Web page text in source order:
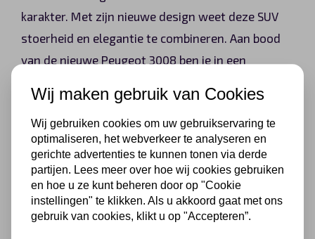
karakter. Met zijn nieuwe design weet deze SUV
stoerheid en elegantie te combineren. Aan bood
van de nieuwe Peugeot 3008 ben je in een
intensere rij sensaties. De stoere uitstraling en de
hoge instap maken deze auto ideaal.
Lease vanaf € 479,- per maand!
Nissan Qashqai
Wij maken gebruik van Cookies
Wij gebruiken cookies om uw gebruikservaring te
optimaliseren, het webverkeer te analyseren en
gerichte advertenties te kunnen tonen via derde
partijen. Lees meer over hoe wij cookies gebruiken
en hoe u ze kunt beheren door op "Cookie
instellingen" te klikken. Als u akkoord gaat met ons
gebruik van cookies, klikt u op "Accepteren”.